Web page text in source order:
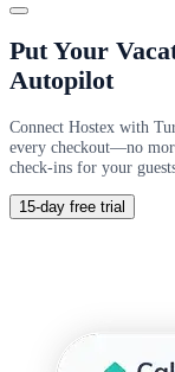
Put Your
Autopilot
Connect Hostex with
every checkout—no
check-ins for your
15-day free trial